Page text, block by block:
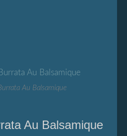
Au Balsamique
Au Balsamique